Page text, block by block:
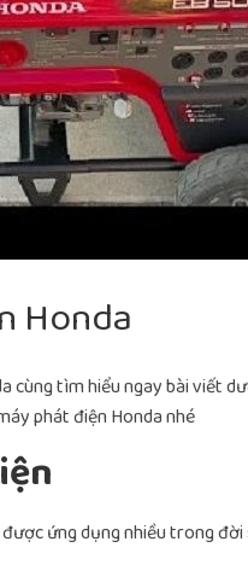
Honda
cùng tìm hiểu ngay bài viết
phát điện Honda nhé
ứng dụng nhiều trong